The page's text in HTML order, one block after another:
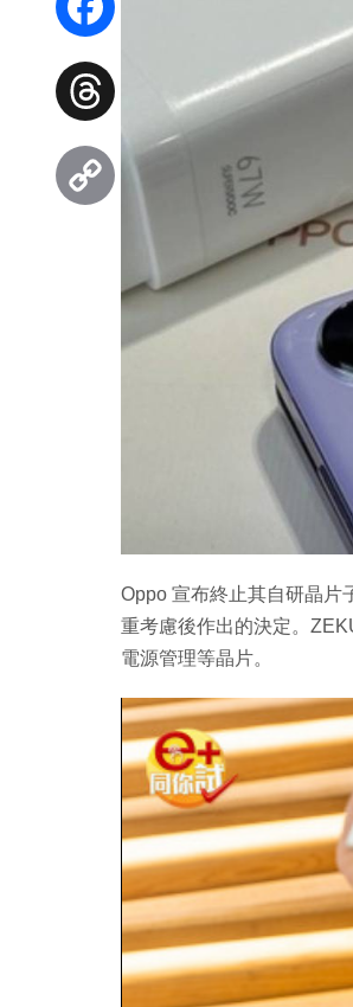
Oppo 宣布終止其自研晶片
重考慮後作出的決定。
電源管理等晶片。
Facebook
Threads